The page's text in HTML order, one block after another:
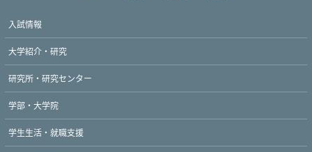
入試情報
大学紹介・研究
研究所・研究センター
学部・大学院
学生生活・就職支援